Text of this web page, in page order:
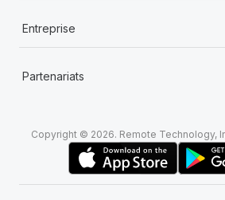
Entreprise
Partenariats
Copyright © 2026. Remote Technology,